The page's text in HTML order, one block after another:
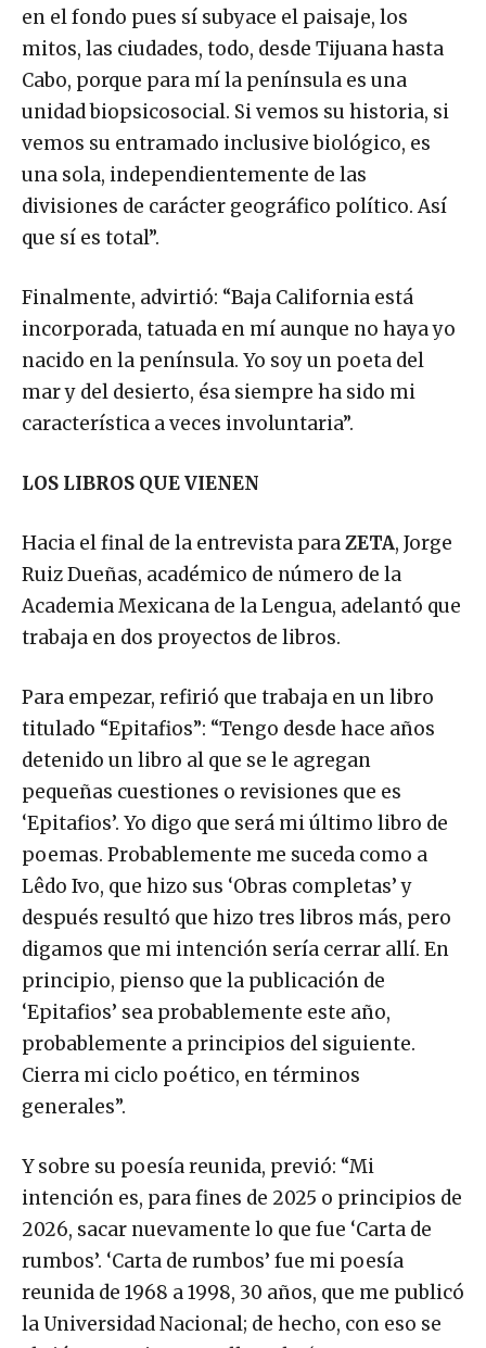
en el fondo pues sí subyace el paisaje, los
mitos, las ciudades, todo, desde Tijuana hasta
Cabo, porque para mí la península es una
unidad biopsicosocial. Si vemos su historia, si
vemos su entramado inclusive biológico, es
una sola, independientemente de las
divisiones de carácter geográfico político. Así
que sí es total”.
Finalmente, advirtió: “Baja California está
incorporada, tatuada en mí aunque no haya yo
nacido en la península. Yo soy un poeta del
mar y del desierto, ésa siempre ha sido mi
característica a veces involuntaria”.
LOS LIBROS QUE VIENEN
Hacia el final de la entrevista paraZETA, Jorge
Ruiz Dueñas, académico de número de la
Academia Mexicana de la Lengua, adelantó que
trabaja en dos proyectos de libros.
Para empezar, refirió que trabaja en un libro
titulado “Epitafios”: “Tengo desde hace años
detenido un libro al que se le agregan
pequeñas cuestiones o revisiones que es
‘Epitafios’. Yo digo que será mi último libro de
poemas. Probablemente me suceda como a
Lêdo Ivo, que hizo sus ‘Obras completas’ y
después resultó que hizo tres libros más, pero
digamos que mi intención sería cerrar allí. En
principio, pienso que la publicación de
‘Epitafios’ sea probablemente este año,
probablemente a principios del siguiente.
Cierra mi ciclo poético, en términos
generales”.
Y sobre su poesía reunida, previó: “Mi
intención es, para fines de 2025 o principios de
2026, sacar nuevamente lo que fue ‘Carta de
rumbos’. ‘Carta de rumbos’ fue mi poesía
reunida de 1968 a 1998, 30 años, que me publicó
la Universidad Nacional; de hecho, con eso se